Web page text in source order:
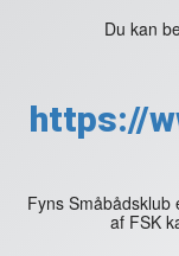
Du kan
https://
Fyns Småbådsklub
af FSK